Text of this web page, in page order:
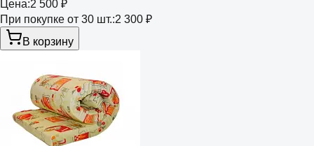
Цена:2 500 ₽
При покупке от 30 шт.:2 300 ₽
В корзину